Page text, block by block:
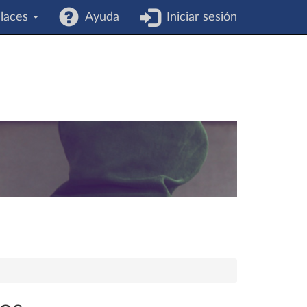
Ayuda Iniciar sesión